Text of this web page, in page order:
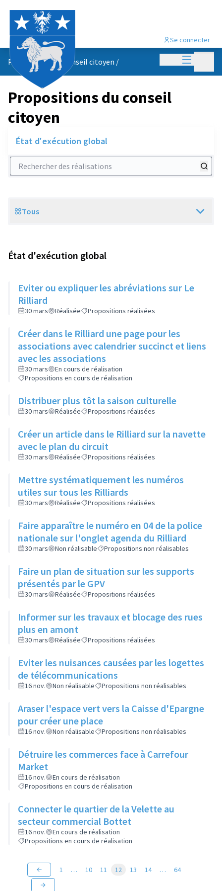
Menu
Se connecter
Propositions du conseil citoyen /
Propositions du conseil
citoyen
État d'exécution global
Rechercher des réalisations
Scope
Tous
État d'exécution global
Eviter ou expliquer les abréviations sur Le
Rilliard
30 mars Réalisée Propositions réalisées
Créer dans le Rilliard une page pour les
associations avec calendrier succinct et liens
avec les associations
30 mars
En cours de réalisation
Propositions en cours de réalisation
Distribuer plus tôt la saison culturelle
30 mars Réalisée Propositions réalisées
Créer un article dans le Rilliard sur la navette
avec le plan du circuit
30 mars Réalisée Propositions réalisées
Mettre systématiquement les numéros
utiles sur tous les Rilliards
30 mars Réalisée Propositions réalisées
Faire apparaître le numéro en 04 de la police
nationale sur l'onglet agenda du Rilliard
30 mars Non réalisable Propositions non réalisables
Faire un plan de situation sur les supports
présentés par le GPV
30 mars Réalisée Propositions réalisées
Informer sur les travaux et blocage des rues
plus en amont
30 mars Réalisée Propositions réalisées
Eviter les nuisances causées par les logettes
de télécommunications
16 nov. Non réalisable Propositions non réalisables
Araser l'espace vert vers la Caisse d'Epargne
pour créer une place
16 nov. Non réalisable Propositions non réalisables
Détruire les commerces face à Carrefour
Market
16 nov.
En cours de réalisation
Propositions en cours de réalisation
Connecter le quartier de la Velette au
secteur commercial Bottet
16 nov.
En cours de réalisation
Propositions en cours de réalisation
1 … 10 11 12 13 14 … 64